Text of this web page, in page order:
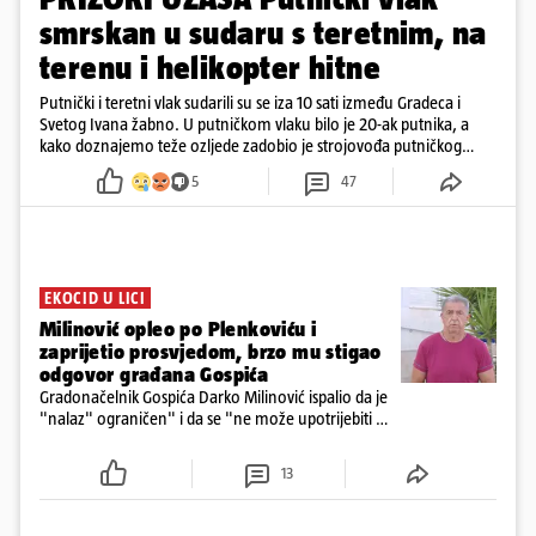
smrskan u sudaru s teretnim, na
terenu i helikopter hitne
Putnički i teretni vlak sudarili su se iza 10 sati između Gradeca i
Svetog Ivana žabno. U putničkom vlaku bilo je 20-ak putnika, a
kako doznajemo teže ozljede zadobio je strojovođa putničkog
vlaka. Zatvoren je promet, a fotoreporteri Prigorskog objavili su
prve snimke s mjesta sudara
5 47
EKOCID U LICI
Milinović opleo po Plenkoviću i
zaprijetio prosvjedom, brzo mu stigao
odgovor građana Gospića
Gradonačelnik Gospića Darko Milinović ispalio da je
"nalaz" ograničen" i da se "ne može upotrijebiti za
ga je naručio Uskok i da je dio spisa
13